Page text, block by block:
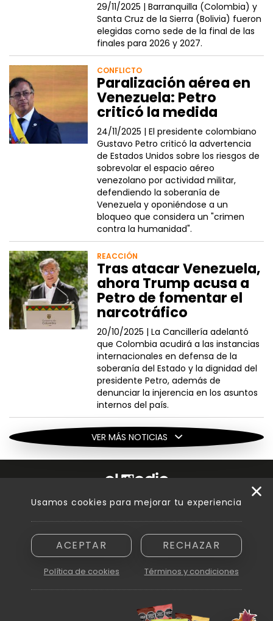
29/11/2025 |Barranquilla (Colombia) y
Santa Cruz de la Sierra (Bolivia) fueron
elegidas como sede de la final de las
finales para 2026 y 2027.
CONFLICTO
Paralización aérea en
Venezuela: Petro
criticó la medida
24/11/2025 |El presidente colombiano
Gustavo Petro criticó la advertencia
de Estados Unidos sobre los riesgos de
sobrevolar el espacio aéreo
venezolano por actividad militar,
defendiendo la soberanía de
Venezuela y oponiéndose a un
bloqueo que considera un "crimen
contra la humanidad".
REACCIÓN
Tras atacar Venezuela,
ahora Trump acusa a
Petro de fomentar el
narcotráfico
20/10/2025 |La Cancillería adelantó
que Colombia acudirá a las instancias
internacionales en defensa de la
soberanía del Estado y la dignidad del
presidente Petro, además de
denunciar la injerencia en los asuntos
internos del país.
VER MÁS NOTICIAS
Razón social: Innovamedia S. A. - CUIT asignada: 30-71894810-6
Domicilio: Peatonal Sarmiento 250, piso 6.º, oficina B - Ciudad de
Mendoza (5500)
Prohibida la reproducción parcial o total de cualquiera de los
contenidos en este sitio web
Usamos cookies para mejorar tu experiencia
ACEPTAR RECHAZAR
Política de cookies Términos y condiciones